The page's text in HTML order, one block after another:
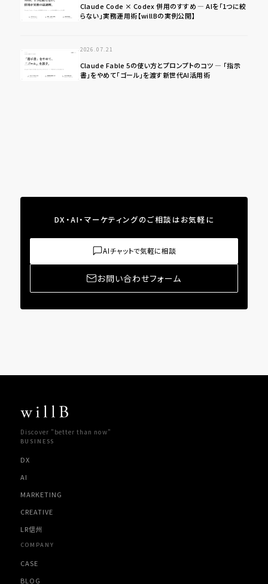
Claude Code × Codex 併用のすすめ ― AIを「1つに絞
らない」実務運用術【willBの実例公開】
2026.07.21
Claude Fable 5の使い方とプロンプトのコツ ― 「指示
書」をやめて「ゴール」を渡す新世代AI活用術
DX・AI・マーケティングのご相談はお気軽に
AIチャットで気軽に相談
お問い合わせフォーム
Discover "better than now"
BUSINESS
DX
AI
MARKETING
CREATIVE
LR信州
COMPANY
CASE
BLOG